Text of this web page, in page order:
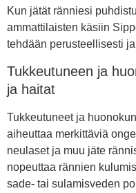
Kun jätät ränniesi
ammattilaisten käsiin
tehdään perusteellisesti
Tukkeutuneen ja
ja haitat
Tukkeutuneet ja
aiheuttaa merkittäviä
neulaset ja muu jäte
nopeuttaa rännien
sade- tai sulamisveden